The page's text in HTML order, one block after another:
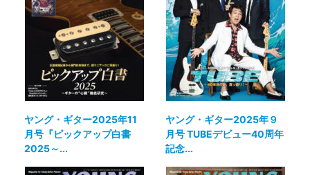
ヤング・ギター2025年11
月号『ピックアップ白書
2025～...
ヤング・ギター2025年９
月号 TUBEデビュー40周年
記念...